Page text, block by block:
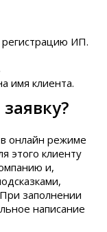
ИП.
имя клиента.
онлайн режиме
этого клиенту
и,
заполнении
написание